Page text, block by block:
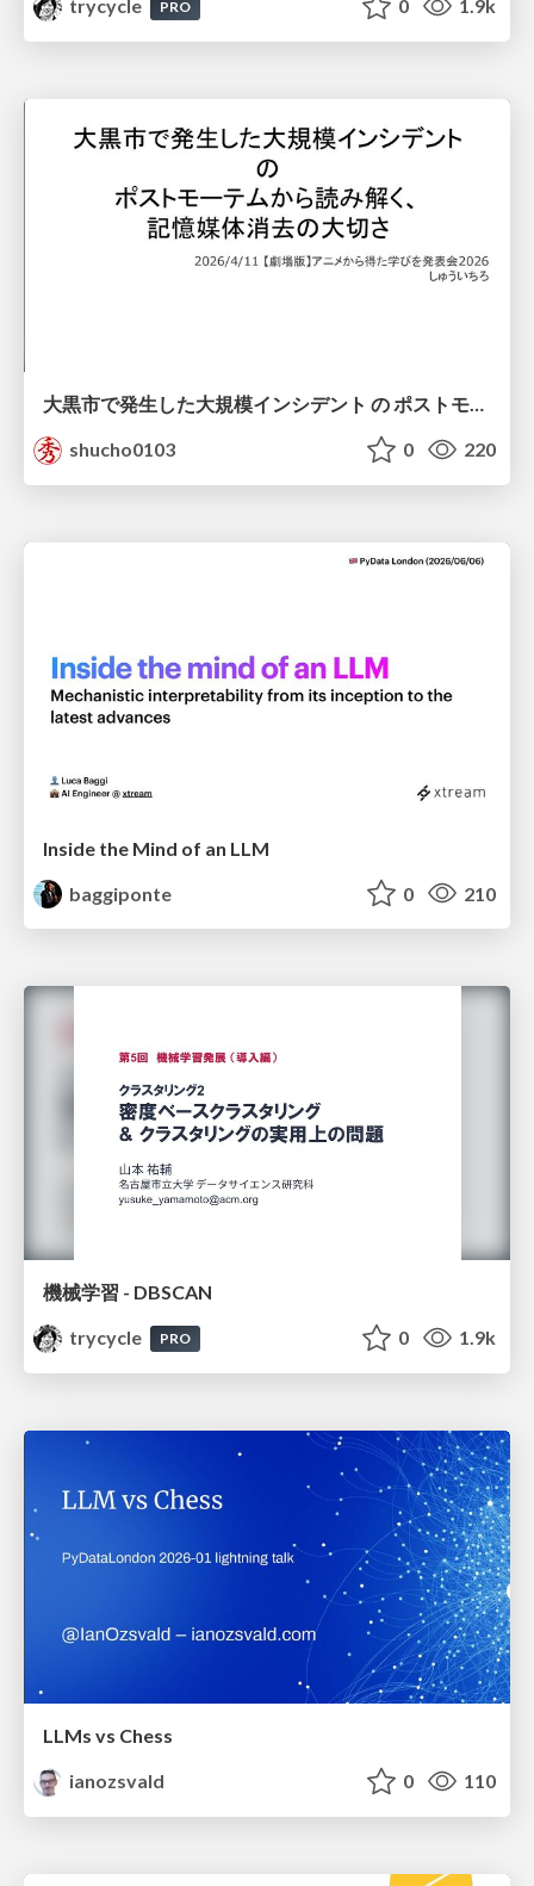
trycycle PRO 0 1.9k
大黒市で発生した大規模インシデント の ポストモーテムから読み解く、 記憶媒体消去の大切さ
shucho0103
0 220
Inside the Mind of an LLM
baggiponte
0 210
機械学習 - DBSCAN
trycycle
PRO 0 1.9k
LLMs vs Chess
ianozsvald
0 110